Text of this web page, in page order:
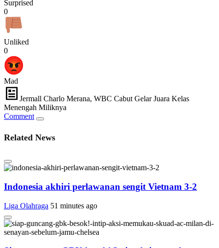
Surprised
0
Unliked
0
Mad
Jermall Charlo Merana, WBC Cabut Gelar Juara Kelas
Menengah Miliknya
Comment
Related News
Indonesia akhiri perlawanan sengit Vietnam 3-2
Liga Olahraga 51 minutes ago